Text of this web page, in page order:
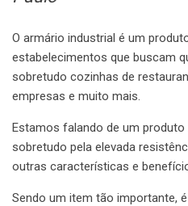
Paulo
O armário industrial é um
estabelecimentos que buscam
sobretudo cozinhas de
empresas e muito mais.
Estamos falando de um produto
sobretudo pela elevada
outras características e
Sendo um item tão importante,